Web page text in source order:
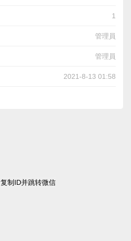
1
管理員
管理員
2021-8-13 01:58
复制ID并跳转微信